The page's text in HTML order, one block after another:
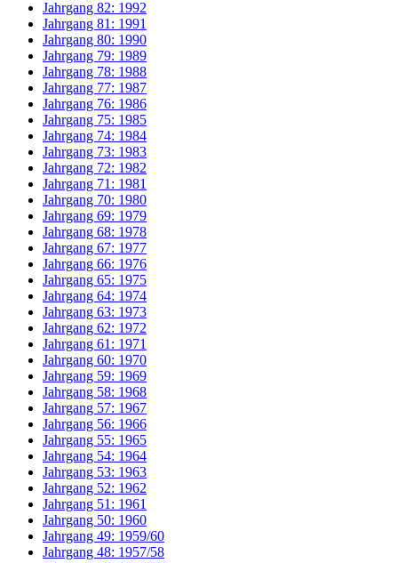
Jahrgang 82: 1992
Jahrgang 81: 1991
Jahrgang 80: 1990
Jahrgang 79: 1989
Jahrgang 78: 1988
Jahrgang 77: 1987
Jahrgang 76: 1986
Jahrgang 75: 1985
Jahrgang 74: 1984
Jahrgang 73: 1983
Jahrgang 72: 1982
Jahrgang 71: 1981
Jahrgang 70: 1980
Jahrgang 69: 1979
Jahrgang 68: 1978
Jahrgang 67: 1977
Jahrgang 66: 1976
Jahrgang 65: 1975
Jahrgang 64: 1974
Jahrgang 63: 1973
Jahrgang 62: 1972
Jahrgang 61: 1971
Jahrgang 60: 1970
Jahrgang 59: 1969
Jahrgang 58: 1968
Jahrgang 57: 1967
Jahrgang 56: 1966
Jahrgang 55: 1965
Jahrgang 54: 1964
Jahrgang 53: 1963
Jahrgang 52: 1962
Jahrgang 51: 1961
Jahrgang 50: 1960
Jahrgang 49: 1959/60
Jahrgang 48: 1957/58